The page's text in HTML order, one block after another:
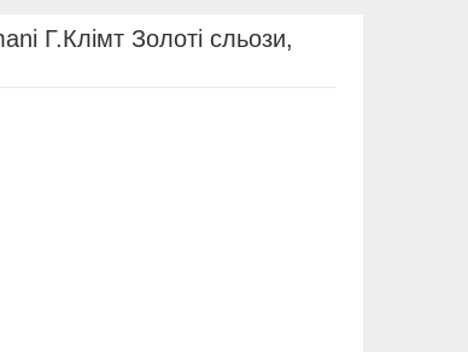
Г.Клімт Золоті сльози,